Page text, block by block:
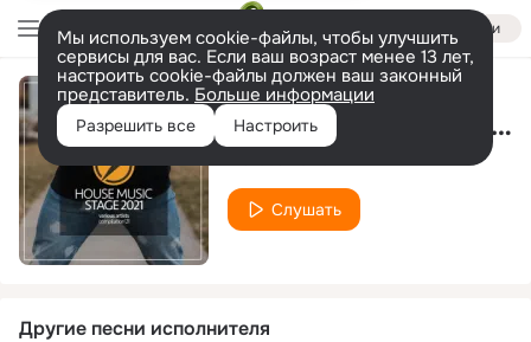
Войти
Мы используем cookie-файлы, чтобы улучшить
сервисы для вас. Если ваш возраст менее 13 лет,
настроить cookie-файлы должен ваш законный
представитель. Больше информации
Разрешить все Настроить Tell Me Down (Dub Mix)
Слушать
Другие песни исполнителя